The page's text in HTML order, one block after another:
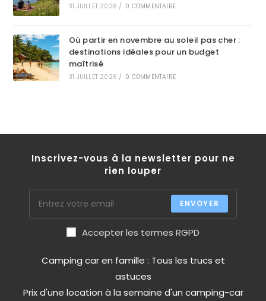
31 JUILLET 2026 / 0 COMMENTAIRE
Où partir en novembre au soleil pas cher :
destinations idéales pour un budget
maîtrisé
31 JUILLET 2026 / 0 COMMENTAIRE
Inscrivez-vous à la newsletter pour ne
rien louper
ENVOYER
Accepter les termes RGPD
Camping car en famille : Tous les trucs et
astuces
Prix d'une location à la semaine d'un camping-car